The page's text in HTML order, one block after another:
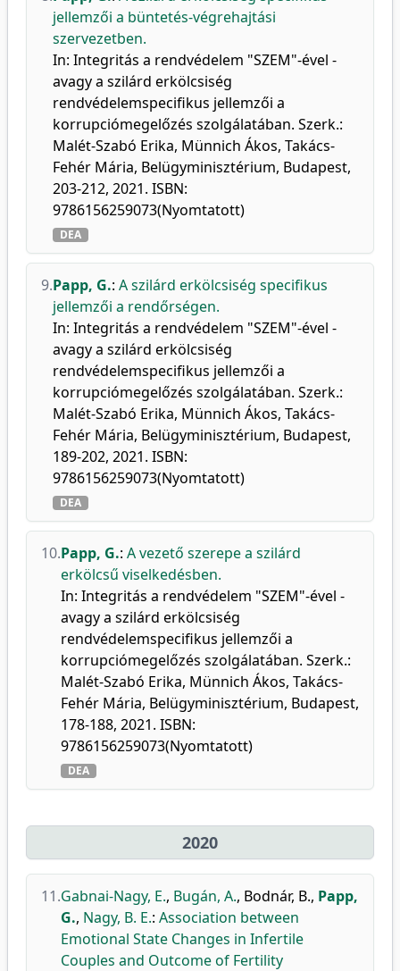
jellemzői a büntetés-végrehajtási
szervezetben.
In: Integritás a rendvédelem "SZEM"-ével -
avagy a szilárd erkölcsiség
rendvédelemspecifikus jellemzői a
korrupciómegelőzés szolgálatában. Szerk.:
Malét-Szabó Erika, Münnich Ákos, Takács-
Fehér Mária, Belügyminisztérium, Budapest,
203-212, 2021. ISBN:
9786156259073(Nyomtatott)
DEA
9.Papp, G.: A szilárd erkölcsiség specifikus
jellemzői a rendőrségen.
In: Integritás a rendvédelem "SZEM"-ével -
avagy a szilárd erkölcsiség
rendvédelemspecifikus jellemzői a
korrupciómegelőzés szolgálatában. Szerk.:
Malét-Szabó Erika, Münnich Ákos, Takács-
Fehér Mária, Belügyminisztérium, Budapest,
189-202, 2021. ISBN:
9786156259073(Nyomtatott)
DEA
10.Papp, G.: A vezető szerepe a szilárd
erkölcsű viselkedésben.
In: Integritás a rendvédelem "SZEM"-ével -
avagy a szilárd erkölcsiség
rendvédelemspecifikus jellemzői a
korrupciómegelőzés szolgálatában. Szerk.:
Malét-Szabó Erika, Münnich Ákos, Takács-
Fehér Mária, Belügyminisztérium, Budapest,
178-188, 2021. ISBN:
9786156259073(Nyomtatott)
DEA
2020
11.Gabnai-Nagy, E., Bugán, A., Bodnár, B., Papp,
G., Nagy, B. E.: Association between
Emotional State Changes in Infertile
Couples and Outcome of Fertility